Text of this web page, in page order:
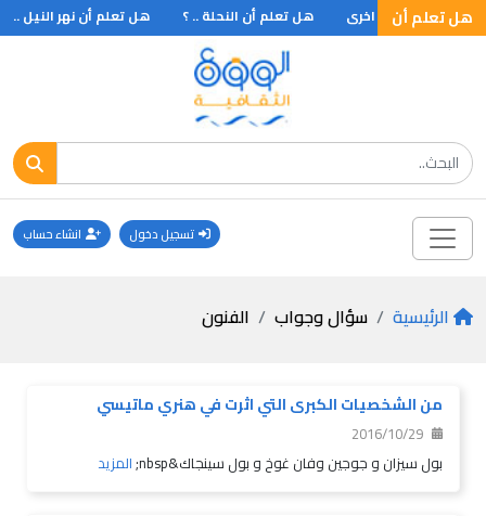
هل تعلم أن هل تعلم أن النحلة .. ؟ هل تعلم أن نهر النيل .. ؟
تسجيل دخول انشاء حساب
الرئيسية سؤال وجواب الفنون
من الشخصيات الكبرى التي اثرت في هنري ماتيسي
2016/10/29
بول سيزان و جوجين وفان غوخ و بول سينجاك&nbsp;
المزيد